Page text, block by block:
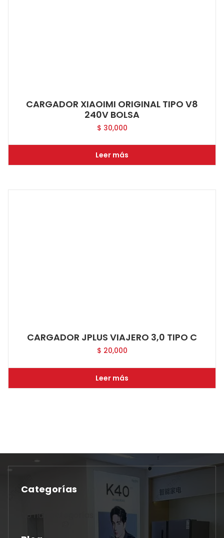
CARGADOR XIAOIMI ORIGINAL TIPO V8
240V BOLSA
$ 30,000
Leer más
CARGADOR JPLUS VIAJERO 3,0 TIPO C
$ 20,000
Leer más
Categorías
No hay categorías